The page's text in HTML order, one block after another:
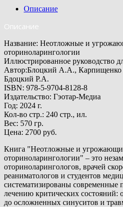
Описание
Описание
Название: Неотложные и
оториноларингологии
Иллюстрированное руководство
Автор:Блоцкий А.А.,
Бдоцкий Р.А.
ISBN: 978-5-9704-8128-8
Издательство: Гэотар-Медиа
Год: 2024 г.
Кол-во стр.: 240 стр., ил.
Вес: 570 гр.
Цена: 2700 руб.
Книга "Неотложные и
оториноларингологии" – это
оториноларингологов, врачей
реаниматологов и студентов
систематизированы современные
лечению критических состояний:
до осложненных синуситов и